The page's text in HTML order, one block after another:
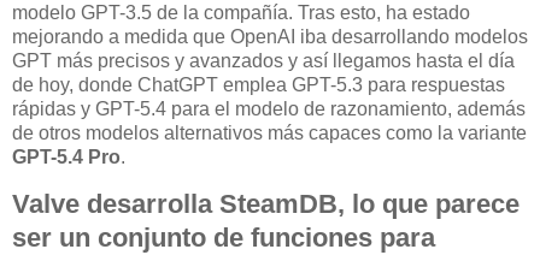
modelo GPT-3.5 de la compañía. Tras esto, ha estado
mejorando a medida que OpenAI iba desarrollando modelos
GPT más precisos y avanzados y así llegamos hasta el día
de hoy, donde ChatGPT emplea GPT-5.3 para respuestas
rápidas y GPT-5.4 para el modelo de razonamiento, además
de otros modelos alternativos más capaces como la variante
GPT-5.4 Pro.
Valve desarrolla SteamDB, lo que parece
ser un conjunto de funciones para